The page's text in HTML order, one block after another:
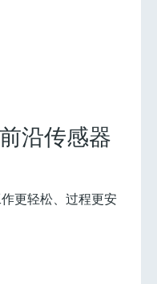
沿传感器
更轻松、过程更安
型要求